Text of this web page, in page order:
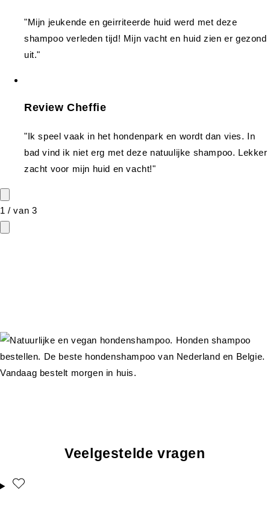
"Mijn jeukende en geirriteerde huid werd met deze
shampoo verleden tijd! Mijn vacht en huid zien er gezond
uit."
Review Cheffie
"Ik speel vaak in het hondenpark en wordt dan vies. In
bad vind ik niet erg met deze natuulijke shampoo. Lekker
zacht voor mijn huid en vacht!"
1 /van 3
Veelgestelde vragen